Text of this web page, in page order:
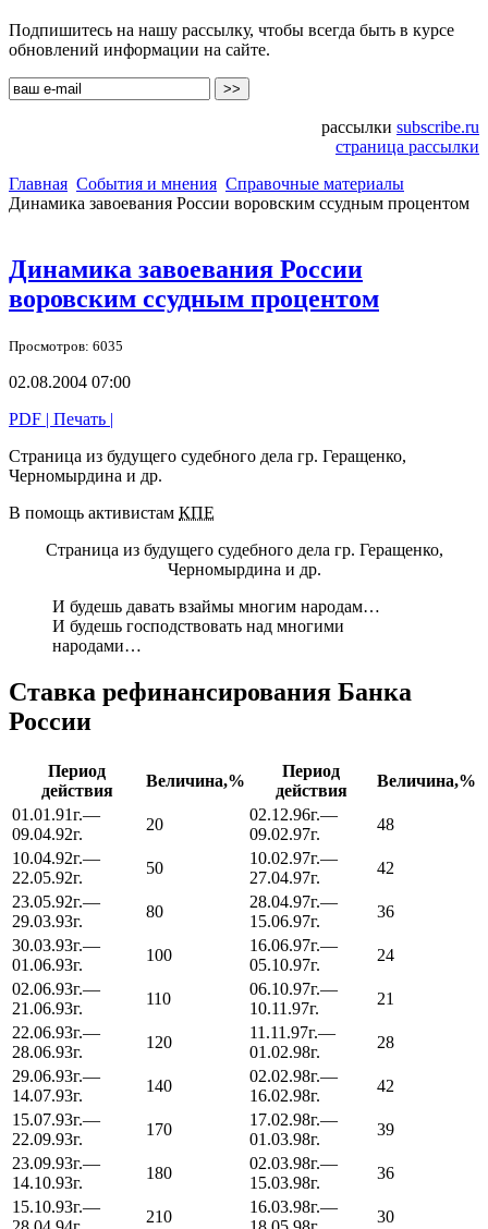
Подпишитесь на нашу рассылку, чтобы всегда быть в курсе
обновлений информации на сайте.
рассылки subscribe.ru
страница рассылки
Главная События и мнения Справочные материалы
Динамика завоевания России воровским ссудным процентом
Динамика завоевания России
воровским ссудным процентом
Просмотров: 6035
02.08.2004 07:00
PDF | Печать |
Страница из будущего судебного дела гр. Геращенко,
Черномырдина и др.
В помощь активистам КПЕ
Страница из будущегосудебного дела гр. Геращенко,
Черномырдина и др.
И будешь давать взаймы многим народам…
И будешь господствовать над многими
народами…
Ставка рефинансирования Банка
России
Период
действия
Величина,%
Период
действия
Величина,%
01.01.91г.—
09.04.92г.
20
02.12.96г.—
09.02.97г.
48
10.04.92г.—
22.05.92г.
50
10.02.97г.—
27.04.97г.
42
23.05.92г.—
29.03.93г.
80
28.04.97г.—
15.06.97г.
36
30.03.93г.—
01.06.93г.
100
16.06.97г.—
05.10.97г.
24
02.06.93г.—
21.06.93г.
110
06.10.97г.—
10.11.97г.
21
22.06.93г.—
28.06.93г.
120
11.11.97г.—
01.02.98г.
28
29.06.93г.—
14.07.93г.
140
02.02.98г.—
16.02.98г.
42
15.07.93г.—
22.09.93г.
170
17.02.98г.—
01.03.98г.
39
23.09.93г.—
14.10.93г.
180
02.03.98г.—
15.03.98г.
36
15.10.93г.—
210
16.03.98г.—
30